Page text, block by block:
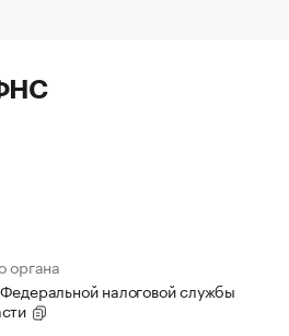
органа
налоговой службы